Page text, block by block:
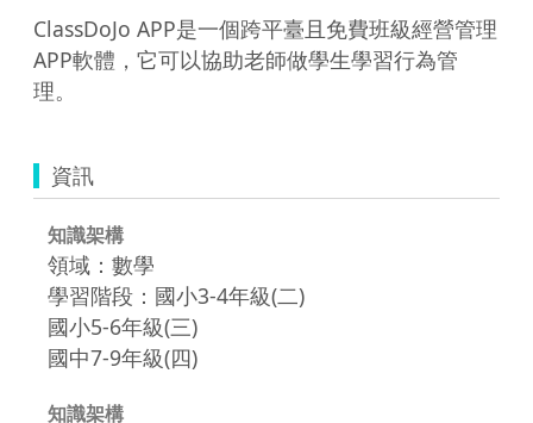
ClassDoJo APP是一個跨平臺且免費班級經營管理
APP軟體，它可以協助老師做學生學習行為管
理。
資訊
知識架構
領域：數學
學習階段：國小3-4年級(二)
國小5-6年級(三)
國中7-9年級(四)
知識架構